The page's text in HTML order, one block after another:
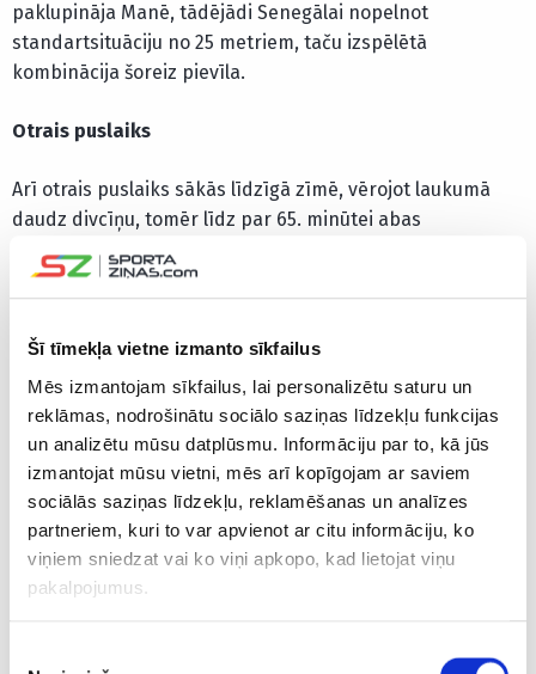
Šī tīmekļa vietne izmanto sīkfailus
Mēs izmantojam sīkfailus, lai personalizētu saturu un
reklāmas, nodrošinātu sociālo saziņas līdzekļu funkcijas
un analizētu mūsu datplūsmu. Informāciju par to, kā jūs
izmantojat mūsu vietni, mēs arī kopīgojam ar saviem
sociālās saziņas līdzekļu, reklamēšanas un analīzes
partneriem, kuri to var apvienot ar citu informāciju, ko
viņiem sniedzat vai ko viņi apkopo, kad lietojat viņu
pakalpojumus.
paklupināja Manē, tādējādi Senegālai nopelnot
standartsituāciju no 25 metriem, taču izspēlētā
kombinācija šoreiz pievīla.
Otrais puslaiks
Arī otrais puslaiks sākās līdzīgā zīmē, vērojot laukumā
daudz divcīņu, tomēr līdz par 65. minūtei abas
valstsvienības vērā ņemamus momentus neizveidoja.
Kolumbijas izlases futbolists Muriels izdarīja ļoti bīstamu
aizlidoja vārtiem secen. Pēc Kvinteiro izpildītā stūra
vārtiem. Turpinājumā Kolumbijas spiediens uz Senegālas
vārtiem, tomēr Āfrikas komanda prata lieliski
74. minūtē Kolumbija tomēr spēja izvirzīties vadībā.
Teicami starp senegāliešu aizsargiem ”iznira” Jerī Mina,
kurš pēc stūra sitiena ar galvu raidīja bumbu Ndiajē
varēja izlīdzināt rezultātu, bet spēcīgo Nianga sitienu